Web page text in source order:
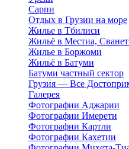
Сарпи
Отдых в Грузии на море
Жилье в Тбилиси
Жильё в Местиа,
Жилье в Боржоми
Жильё в Батуми
Батуми частный сектор
Грузия — Все
Галерея
Фотографии Аджарии
Фотографии Имерети
Фотографии Картли
Фотографии Кахетии